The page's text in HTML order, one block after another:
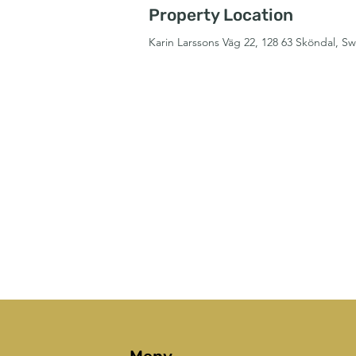
Property Location
Karin Larssons Väg 22, 128 63 Sköndal,